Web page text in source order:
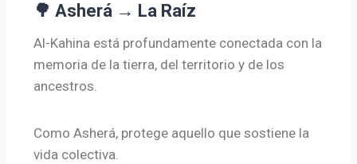
🌳 Asherá → La Raíz
Al-Kahina está profundamente conectada con la
memoria de la tierra, del territorio y de los
ancestros.
Como Asherá, protege aquello que sostiene la
vida colectiva.